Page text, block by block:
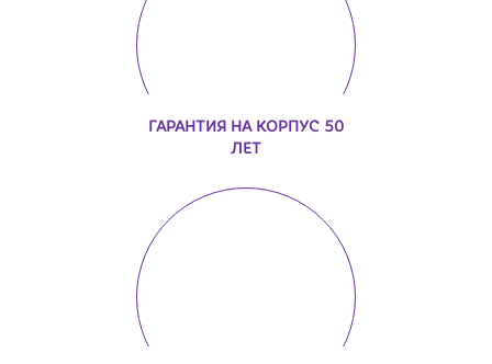
ГАРАНТИЯ НА КОРПУС 50
ЛЕТ